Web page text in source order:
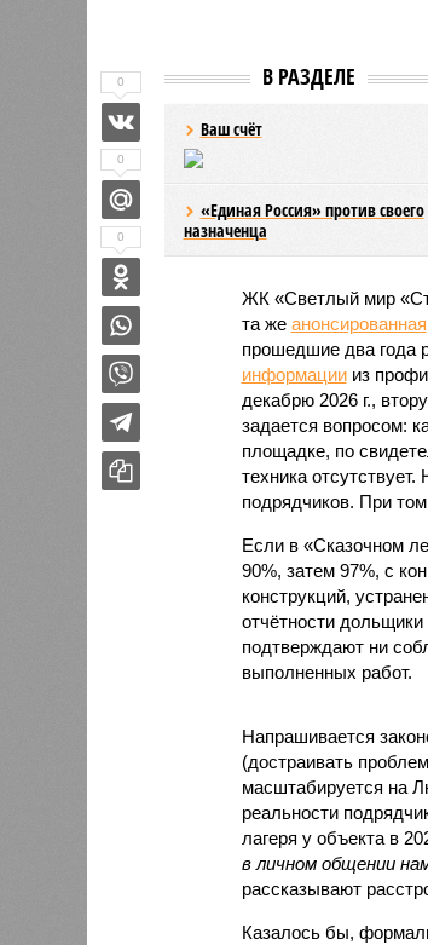
В РАЗДЕЛЕ
Ваш счёт
«Единая Россия» против своего
назначенца
ЖК «Светлый мир
та же анонсированная
прошедшие два года
информациииз
декабрю 2026 г.,
задается вопросом:
площадке, по
техника
подрядчиков. При
Если в «Сказочном
90%, затем 97%, с
конструкций,
отчётности
подтверждают ни
выполненных работ.
Напрашивается
(достраивать
масштабируется на
реальности
лагеря у объекта в
в личном общении
рассказывают
Казалось бы,
0
0
0